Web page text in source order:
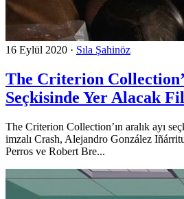
16 Eylül 2020 · Sıla Şahinöz
The Criterion
Seçkisinde Yer Alacak
The Criterion Collection’ın aralık ayı
imzalı Crash, Alejandro González
Perros ve Robert Bre...